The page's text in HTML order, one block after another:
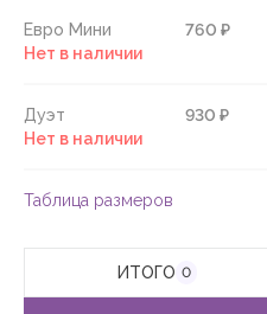
Евро Мини
760 ₽
Нет в наличии
Дуэт
930 ₽
Нет в наличии
Таблица размеров
ИТОГО 0